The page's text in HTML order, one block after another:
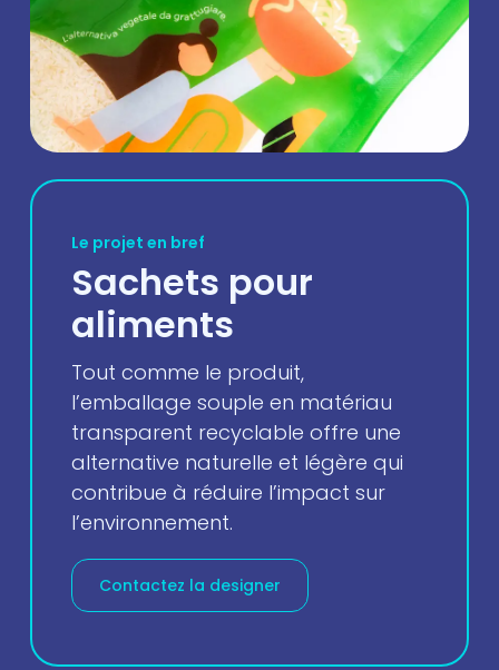
Le projet en bref
Sachets pour
aliments
Tout comme le produit,
l’emballage souple en matériau
transparent recyclable offre une
alternative naturelle et légère qui
contribue à réduire l’impact sur
l’environnement.
Contactez la designer